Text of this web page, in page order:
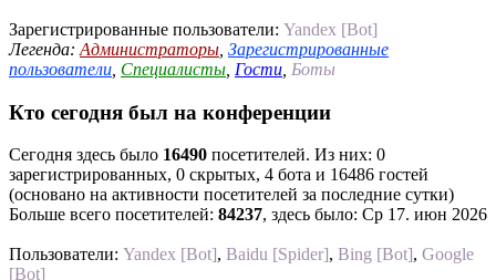
Зарегистрированные пользователи: Yandex [Bot]
Легенда: Администраторы Зарегистрированные
пользователи Специалисты Гости Боты
Кто сегодня был на конференции
Сегодня здесь было 16490 посетителей. Из них: 0
зарегистрированных, 0 скрытых, 4 бота и 16486 гостей
(основано на активности посетителей за последние сутки)
Больше всего посетителей: 84237, здесь было: Ср 17. июн 2026
Пользователи: Yandex [Bot], Baidu [Spider], Bing [Bot], Google
[Bot]